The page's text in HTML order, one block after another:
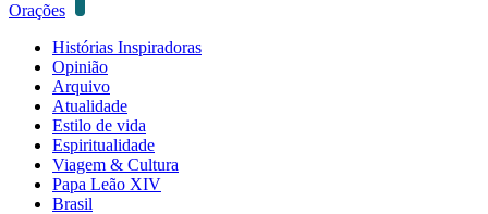
Orações
Histórias Inspiradoras
Opinião
Arquivo
Atualidade
Estilo de vida
Espiritualidade
Viagem & Cultura
Papa Leão XIV
Brasil